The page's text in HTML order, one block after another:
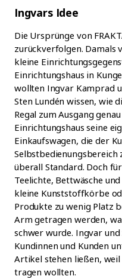
Ingvars Idee
Die Ursprünge von
zurückverfolgen. Damals
kleine
Einrichtungshaus in
wollten Ingvar Kamprad
Sten Lundén wissen, wie
Regal zum Ausgang
Einrichtungshaus seine
Einkaufswagen, die der
Selbstbedienungsbereich
überall Standard. Doch
Teelichte, Bettwäsche
kleine Kunststoffkörbe
Produkte zu wenig Platz
Arm getragen werden,
schwer wurde. Ingvar
Kundinnen und Kunden
Artikel stehen ließen, weil
tragen wollten.